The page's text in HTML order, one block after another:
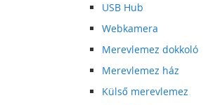
USB Hub
Webkamera
Merevlemez dokkoló
Merevlemez ház
Külső merevlemez